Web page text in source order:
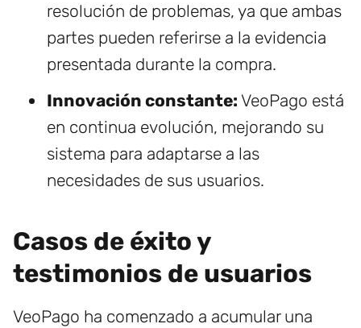
resolución de problemas, ya que ambas
partes pueden referirse a la evidencia
presentada durante la compra.
Innovación constante: VeoPago está
en continua evolución, mejorando su
sistema para adaptarse a las
necesidades de sus usuarios.
Casos de éxito y
testimonios de usuarios
VeoPago ha comenzado a acumular una